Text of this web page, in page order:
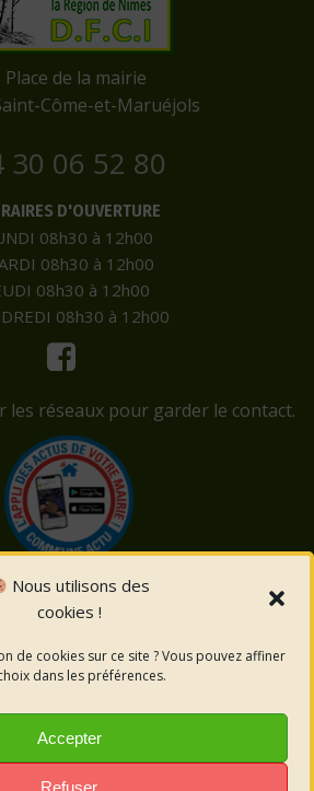
Nous utilisons des
cookies !
de cookies sur ce site ? Vous pouvez affiner
dans les préférences.
Accepter
Refuser
Place de la mairie
Côme-et-Maruéjols
30 06 52 80
D'OUVERTURE
08h30 à 12h00
08h30 à 12h00
08h30 à 12h00
08h30 à 12h00
les réseaux pour garder le contact.
et-Maruéjols. Un service proposé
légales
des cookies